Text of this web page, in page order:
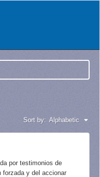
Sort by: Alphabetic
por testimonios de
y del accionar